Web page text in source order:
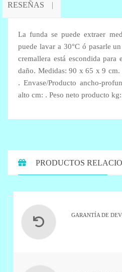
RESEÑAS
La funda se puede extraer
puede lavar a 30°C ó pasarle
cremallera está escondida para
daño. Medidas: 90 x 65 x 9 cm.
. Envase/Producto ancho-
alto cm: . Peso neto producto
PRODUCTOS
GARANTÍA DE